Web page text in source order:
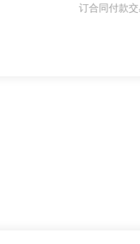
订合同付款交